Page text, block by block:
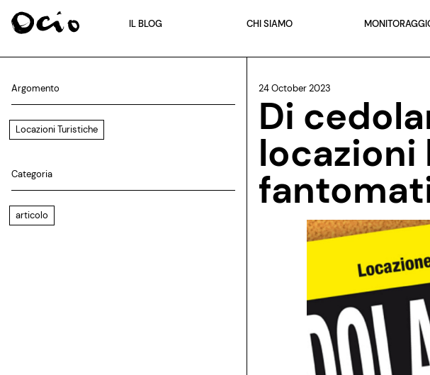
IL BLOG CHI SIAMO
Argomento
Locazioni Turistiche
Categoria
articolo
24 October 2023
Di
locazioni